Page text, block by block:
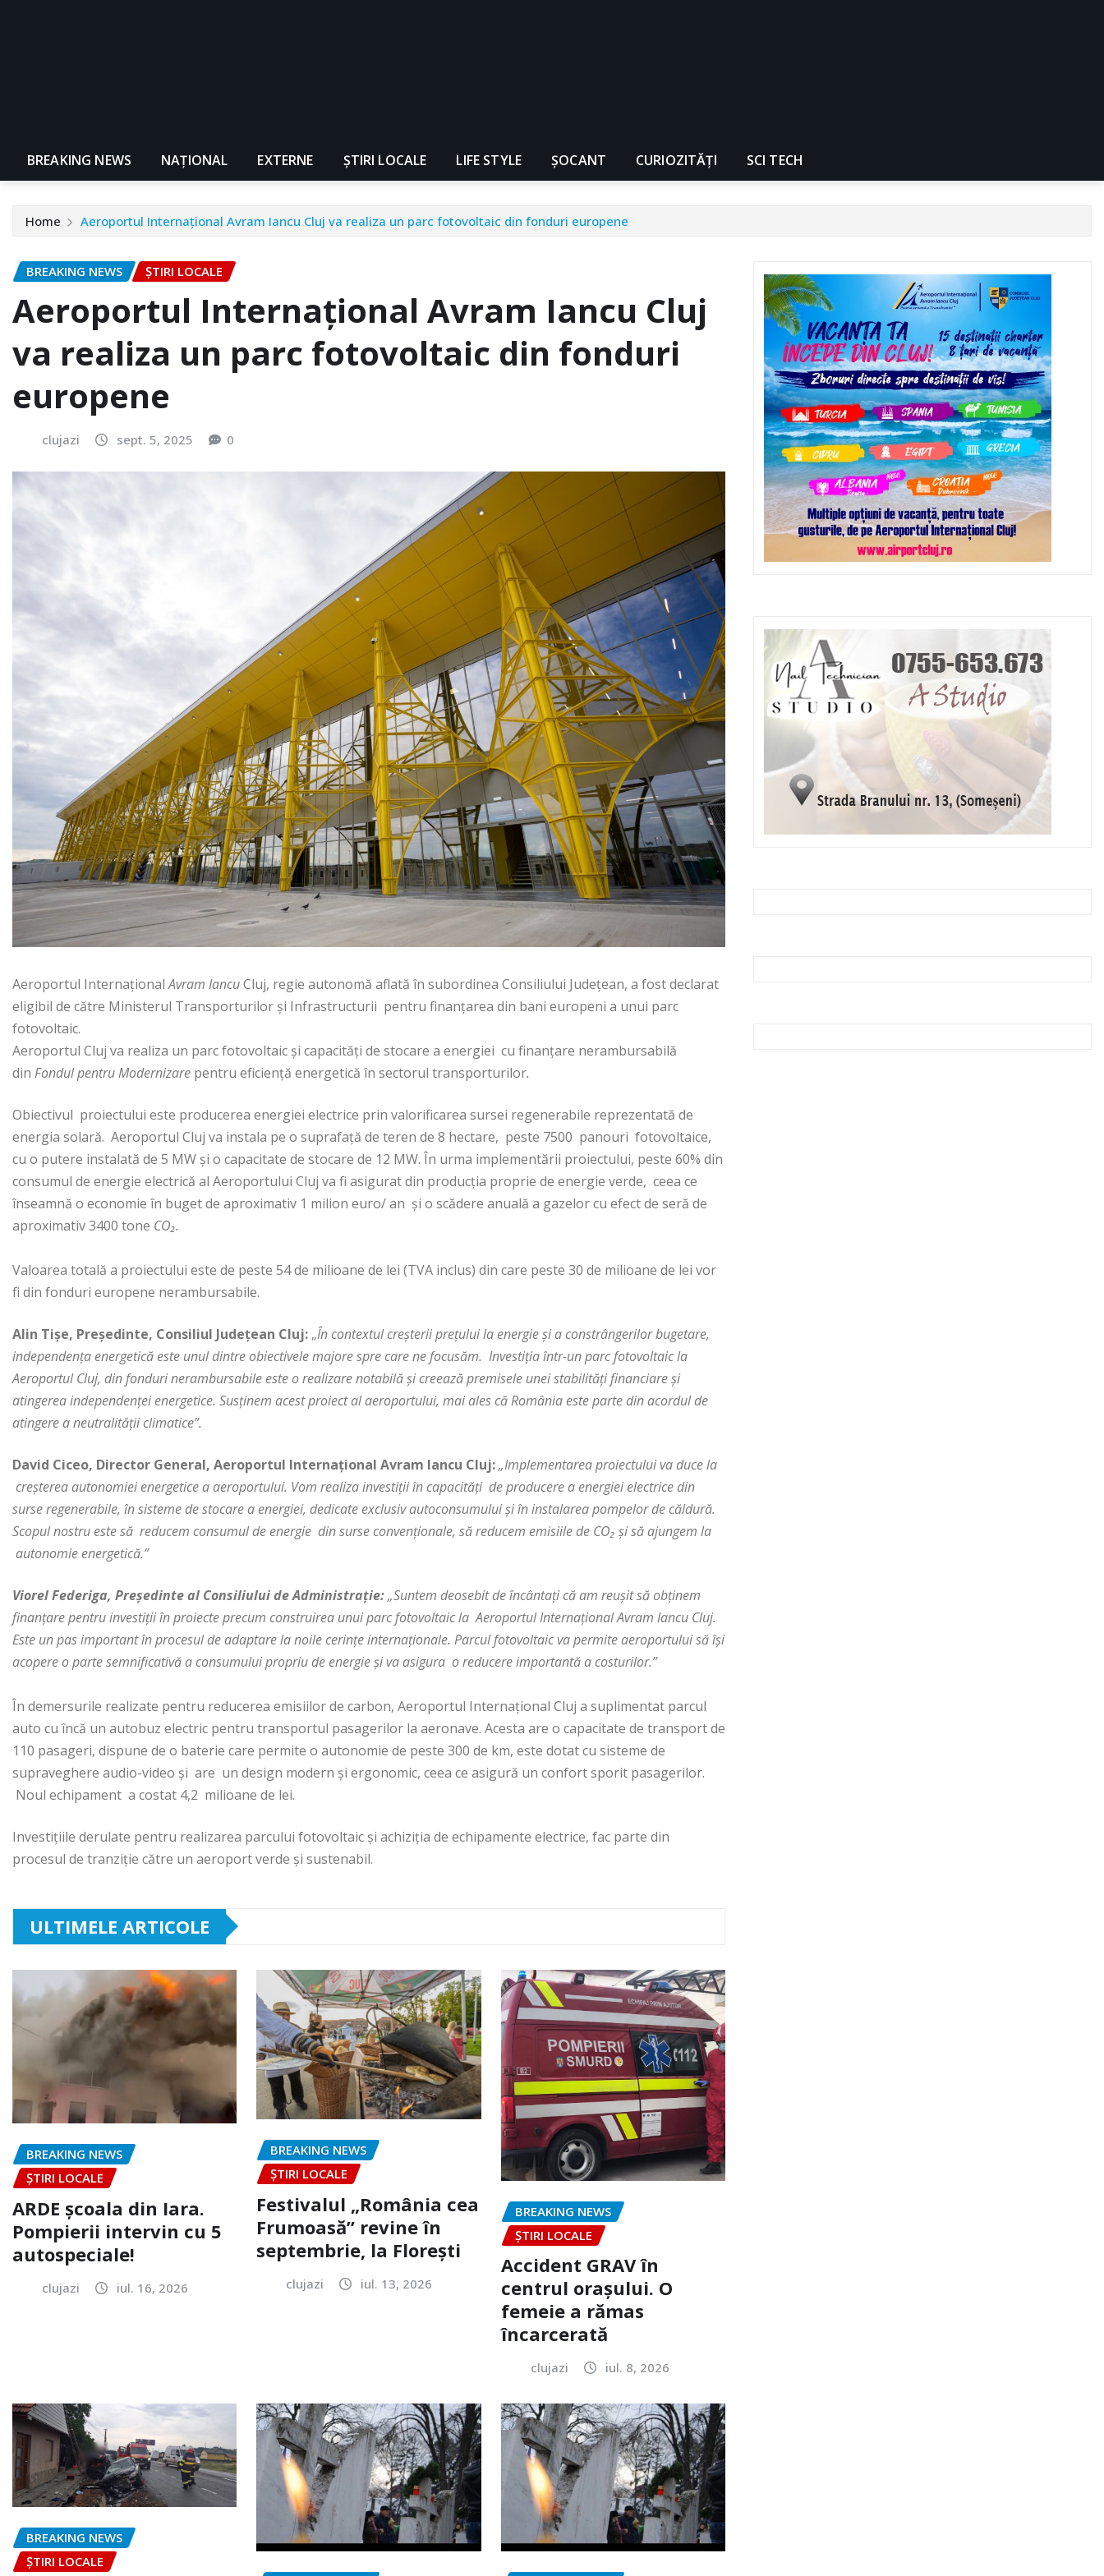
BREAKING NEWS NAŢIONAL EXTERNE ȘTIRI LOCALE LIFE STYLE ȘOCANT CURIOZITĂȚI SCI TECH
Home Aeroportul Internațional Avram Iancu Cluj va realiza un parc fotovoltaic din fonduri europene
BREAKING NEWS ȘTIRI LOCALE
Aeroportul Internațional Avram Iancu Cluj
va realiza un parc fotovoltaic din fonduri
europene
clujazi sept. 5, 2025 0
Aeroportul InternaționalAvram IancuCluj, regie autonomă aflată în subordinea Consiliului Județean, a fost declarat
eligibil de către Ministerul Transporturilor și Infrastructurii pentru finanțarea din bani europeni a unui parc
fotovoltaic.
Aeroportul Cluj va realiza un parc fotovoltaic și capacități de stocare a energiei cu finanțare nerambursabilă
din Fondul pentru Modernizare pentru eficiență energetică în sectorul transporturilor.
Obiectivul proiectului este producerea energiei electrice prin valorificarea sursei regenerabile reprezentată de
energia solară. Aeroportul Cluj va instala pe o suprafață de teren de 8 hectare, peste 7500 panouri fotovoltaice,
cu o putere instalată de 5 MW și o capacitate de stocare de 12 MW. În urma implementării proiectului, peste 60% din
consumul de energie electrică al Aeroportului Cluj va fi asigurat din producția proprie de energie verde, ceea ce
înseamnă o economie în buget de aproximativ 1 milion euro/ an și o scădere anuală a gazelor cu efect de seră de
aproximativ 3400 tone CO₂.
Valoarea totală a proiectului este de peste 54 de milioane de lei (TVA inclus) din care peste 30 de milioane de lei vor
fi din fonduri europene nerambursabile.
Alin Tișe, Președinte, Consiliul Județean Cluj: „În contextul creșterii prețului la energie și a constrângerilor bugetare,
independența energetică este unul dintre obiectivele majore spre care ne focusăm. Investiția într-un parc fotovoltaic la
Aeroportul Cluj, din fonduri nerambursabile este o realizare notabilă și creează premisele unei stabilități financiare și
atingerea independenței energetice. Susținem acest proiect al aeroportului, mai ales că România este parte din acordul de
atingere a neutralității climatice”.
David Ciceo, Director General, Aeroportul Internațional Avram Iancu Cluj:„Implementarea proiectului va duce la
creșterea autonomiei energetice a aeroportului. Vom realiza investiții în capacități de producere a energiei electrice din
surse regenerabile, în sisteme de stocare a energiei, dedicate exclusiv autoconsumului și în instalarea pompelor de căldură.
Scopul nostru este să reducem consumul de energie din surse convenționale, să reducem emisiile de CO₂ și să ajungem la
autonomie energetică.”
Viorel Federiga, Președinte al Consiliului de Administrație:„Suntem deosebit de încântați că am reușit să obținem
finanțare pentru investiții în proiecte precum construirea unui parc fotovoltaic la Aeroportul Internațional Avram Iancu Cluj.
Este un pas important în procesul de adaptare la noile cerințe internaționale. Parcul fotovoltaic va permite aeroportului să își
acopere o parte semnificativă a consumului propriu de energie și va asigura o reducere importantă a costurilor.”
În demersurile realizate pentru reducerea emisiilor de carbon, Aeroportul Internațional Cluj a suplimentat parcul
auto cu încă un autobuz electric pentru transportul pasagerilor la aeronave. Acesta are o capacitate de transport de
110 pasageri, dispune de o baterie care permite o autonomie de peste 300 de km, este dotat cu sisteme de
supraveghere audio-video și are un design modern și ergonomic, ceea ce asigură un confort sporit pasagerilor.
Noul echipament a costat 4,2 milioane de lei.
Investițiile derulate pentru realizarea parcului fotovoltaic și achiziția de echipamente electrice, fac parte din
procesul de tranziție către un aeroport verde și sustenabil.
ULTIMELE ARTICOLE
BREAKING NEWS
ȘTIRI LOCALE
ARDE școala din Iara.
Pompierii intervin cu 5
autospeciale!
clujazi iul. 16, 2026
BREAKING NEWS
ȘTIRI LOCALE
Festivalul „România cea
Frumoasă” revine în
septembrie, la Florești
clujazi iul. 13, 2026
BREAKING NEWS
ȘTIRI LOCALE
Accident GRAV în
centrul orașului. O
femeie a rămas
încarcerată
clujazi iul. 8, 2026
BREAKING NEWS
ȘTIRI LOCALE